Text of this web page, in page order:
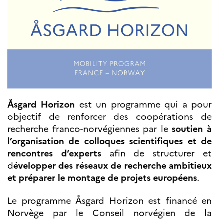
Septentrionales
ÉDUCATION ET
LANGUE
FRANÇAISE
Apprendre le
français en
langue
française
Francophonie
Visite de classes
Certifications
Coopération
éducative
Lycées en France
Assistants de langue
française et
norvégienne
Åsgard Horizon est un programme qui a pour
objectif de renforcer des coopérations de
recherche franco-norvégiennes par lesoutien à
l’organisation de colloques scientifiques et de
rencontres d’expertsafin de structurer et
développer des réseaux de recherche ambitieux
et préparer le montage de projets européens.
Le programme Åsgard Horizon est financé en
Norvège par le Conseil norvégien de la